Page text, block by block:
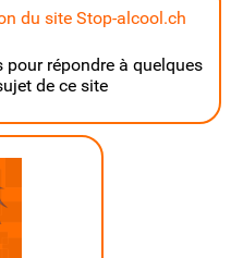
du site Stop-alcool.ch
pour répondre à quelques
de ce site